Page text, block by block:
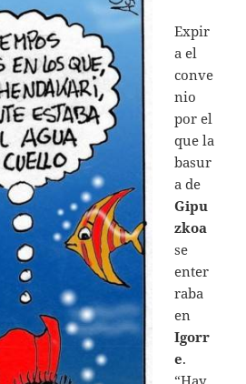
Expir
a el
conve
nio
por el
que la
basur
a de
Gipu
zkoa
se
enter
raba
en
Igorr
e.
“Hay